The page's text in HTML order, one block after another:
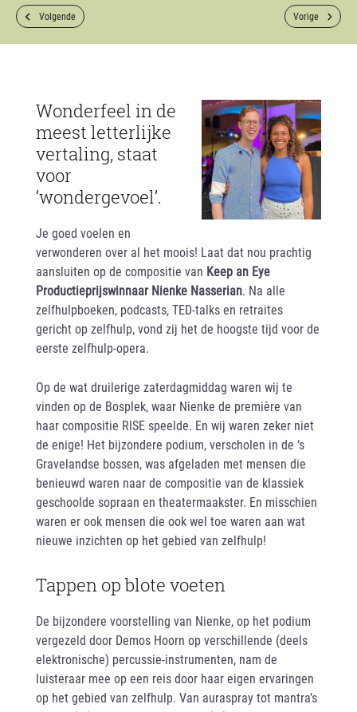
Volgende Vorige
Wonderfeel in de
meest letterlijke
vertaling, staat
voor
‘wondergevoel’.
Je goed voelen en
verwonderen over al het moois! Laat dat nou prachtig
aansluiten op de compositie van Keep an Eye
Productieprijswinnaar Nienke Nasserian. Na alle
zelfhulpboeken, podcasts, TED-talks en retraites
gericht op zelfhulp, vond zij het de hoogste tijd voor de
eerste zelfhulp-opera.
Op de wat druilerige zaterdagmiddag waren wij te
vinden op de Bosplek, waar Nienke de première van
haar compositie RISE speelde. En wij waren zeker niet
de enige! Het bijzondere podium, verscholen in de ‘s
Gravelandse bossen, was afgeladen met mensen die
benieuwd waren naar de compositie van de klassiek
geschoolde sopraan en theatermaakster. En misschien
waren er ook mensen die ook wel toe waren aan wat
nieuwe inzichten op het gebied van zelfhulp!
Tappen op blote voeten
De bijzondere voorstelling van Nienke, op het podium
vergezeld door Demos Hoorn op verschillende (deels
elektronische) percussie-instrumenten, nam de
luisteraar mee op een reis door haar eigen ervaringen
op het gebied van zelfhulp. Van auraspray tot mantra’s